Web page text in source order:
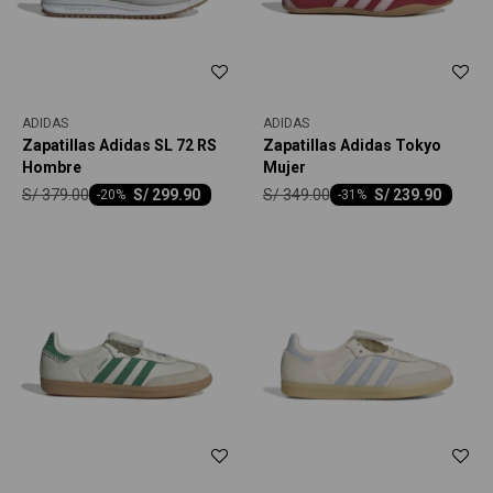
ADIDAS
Zapatillas Adidas SL 72 RS
Hombre
S/ 299.90
-20
S/379.00
ADIDAS
Zapatillas Adidas Tokyo
Mujer
S/ 239.90
-31
S/349.00